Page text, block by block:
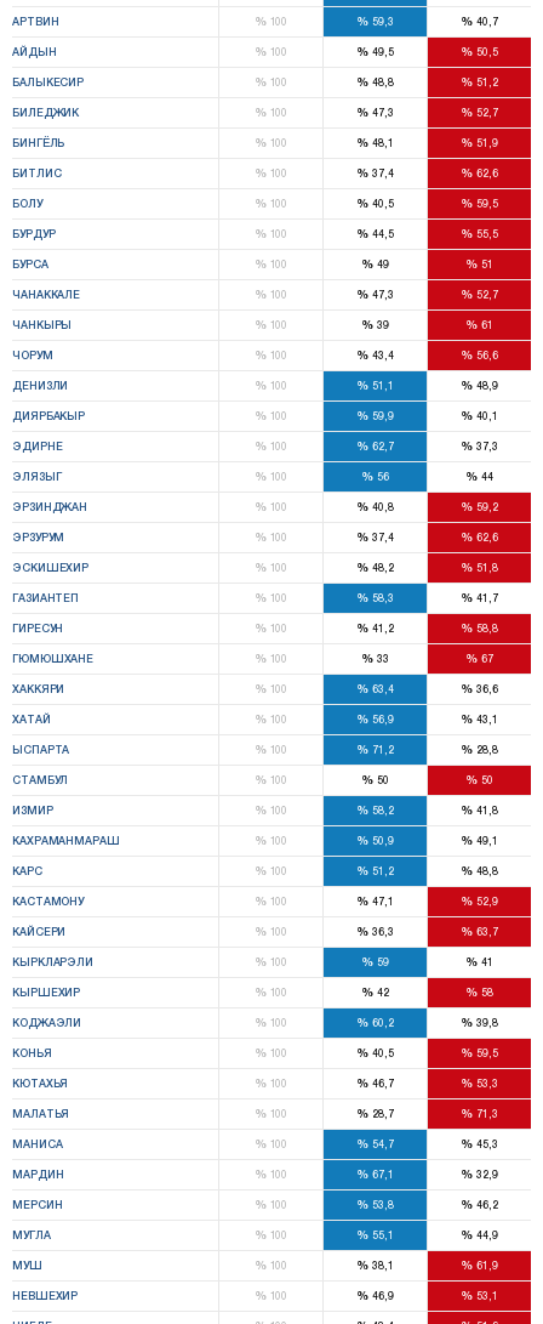
АРТВИН %100 % 59,3 % 40,7
АЙДЫН %100 % 49,5 % 50,5
БАЛЫКЕСИР %100 % 48,8 % 51,2
БИЛЕДЖИК %100 % 47,3 % 52,7
БИНГЁЛЬ %100 % 48,1 % 51,9
БИТЛИС %100 % 37,4 % 62,6
БОЛУ %100 % 40,5 % 59,5
БУРДУР %100 % 44,5 % 55,5
БУРСА %100 % 49 % 51
ЧАНАККАЛЕ %100 % 47,3 % 52,7
ЧАНКЫРЫ %100 % 39 % 61
ЧОРУМ %100 % 43,4 % 56,6
ДЕНИЗЛИ %100 % 51,1 % 48,9
ДИЯРБАКЫР %100 % 59,9 % 40,1
ЭДИРНЕ %100 % 62,7 % 37,3
ЭЛЯЗЫГ %100 % 56 % 44
ЭРЗИНДЖАН %100 % 40,8 % 59,2
ЭРЗУРУМ %100 % 37,4 % 62,6
ЭСКИШЕХИР %100 % 48,2 % 51,8
ГАЗИАНТЕП %100 % 58,3 % 41,7
ГИРЕСУН %100 % 41,2 % 58,8
ГЮМЮШХАНЕ %100 % 33 % 67
ХАККЯРИ %100 % 63,4 % 36,6
ХАТАЙ %100 % 56,9 % 43,1
ЫСПАРТА %100 % 71,2 % 28,8
СТАМБУЛ %100 % 50 % 50
ИЗМИР %100 % 58,2 % 41,8
КАХРАМАНМАРАШ %100 % 50,9 % 49,1
КАРС %100 % 51,2 % 48,8
КАСТАМОНУ %100 % 47,1 % 52,9
КАЙСЕРИ %100 % 36,3 % 63,7
КЫРКЛАРЭЛИ %100 % 59 % 41
КЫРШЕХИР %100 % 42 % 58
КОДЖАЭЛИ %100 % 60,2 % 39,8
КОНЬЯ %100 % 40,5 % 59,5
КЮТАХЬЯ %100 % 46,7 % 53,3
МАЛАТЬЯ %100 % 28,7 % 71,3
МАНИСА %100 % 54,7 % 45,3
МАРДИН %100 % 67,1 % 32,9
МЕРСИН %100 % 53,8 % 46,2
МУГЛА %100 % 55,1 % 44,9
МУШ %100 % 38,1 % 61,9
НЕВШЕХИР %100 % 46,9 % 53,1